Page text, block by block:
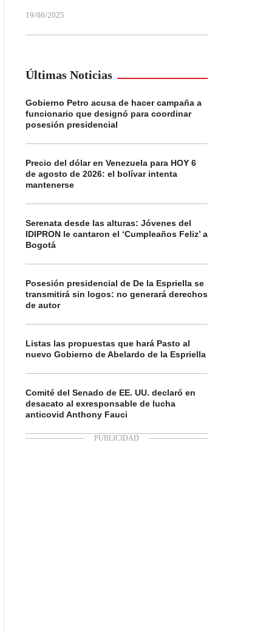
19/06/2025
Últimas Noticias
Gobierno Petro acusa de hacer campaña a
funcionario que designó para coordinar
posesión presidencial
Precio del dólar en Venezuela para HOY 6
de agosto de 2026: el bolívar intenta
mantenerse
Serenata desde las alturas: Jóvenes del
IDIPRON le cantaron el ‘Cumpleaños Feliz’ a
Bogotá
Posesión presidencial de De la Espriella se
transmitirá sin logos: no generará derechos
de autor
Listas las propuestas que hará Pasto al
nuevo Gobierno de Abelardo de la Espriella
Comité del Senado de EE. UU. declaró en
desacato al exresponsable de lucha
anticovid Anthony Fauci